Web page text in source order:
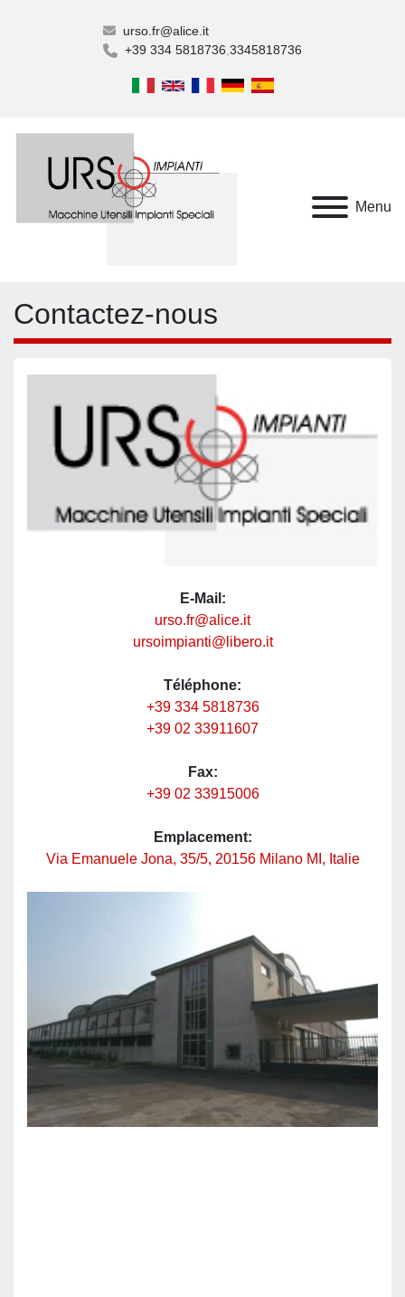
urso.fr@alice.it
+39 334 5818736 3345818736
Menu
Contactez-nous
E-Mail:
urso.fr@alice.it
ursoimpianti@libero.it
Téléphone:
+39 334 5818736
+39 02 33911607
Fax:
+39 02 33915006
Emplacement:
Via Emanuele Jona, 35/5, 20156 Milano MI, Italie